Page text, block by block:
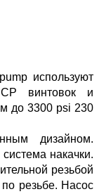
используют
винтовок и
до 3300 psi 230
дизайном.
накачки.
резьбой
резьбе. Насос